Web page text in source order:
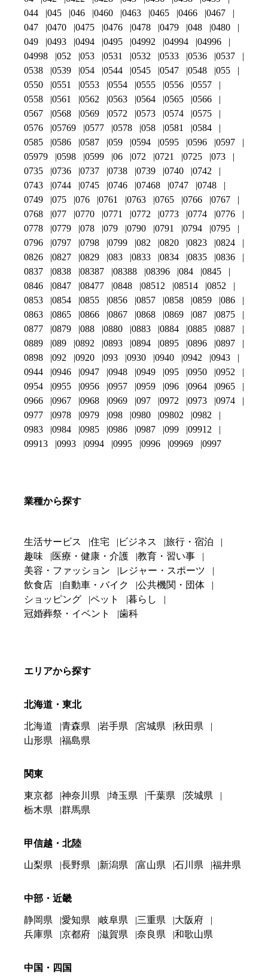
044
045 046 0460 0463 0465 0466
0467
047
0470 0475 0476 0478 0479 048
0480
049
0493 0494 0495 04992 04994
04996
04998
052 053 0531 0532 0533 0536
0537
0538
0539 054 0544 0545 0547 0548
055
0550
0551 0553 0554 0555 0556
0557
0558
0561 0562 0563 0564 0565
0566
0567
0568 0569 0572 0573 0574
0575
0576
05769 0577 0578 058 0581
0584
0585
0586 0587 059 0594 0595 0596
0597
05979
0598 0599 06 072 0721 0725
073
0735
0736 0737 0738 0739 0740
0742
0743
0744 0745 0746 07468 0747
0748
0749
075 076 0761 0763 0765 0766
0767
0768
077 0770 0771 0772 0773 0774
0776
0778
0779 078 079 0790 0791 0794
0795
0796
0797 0798 0799 082 0820 0823
0824
0826
0827 0829 083 0833 0834 0835
0836
0837
0838 08387 08388 08396 084
0845
0846
0847 08477 0848 08512 08514
0852
0853
0854 0855 0856 0857 0858 0859
086
0863
0865 0866 0867 0868 0869 087
0875
0877
0879 088 0880 0883 0884 0885
0887
0889
089 0892 0893 0894 0895 0896
0897
0898
092 0920 093 0930 0940 0942
0943
0944
0946 0947 0948 0949 095 0950
0952
0954
0955 0956 0957 0959 096 0964
0965
0966
0967 0968 0969 097 0972 0973
0974
0977
0978 0979 098 0980 09802
0982
0983
0984 0985 0986 0987 099
09912
09913
0993 0994 0995 0996 09969 0997
業種から探す
生活サービス 住宅 ビジネス
旅行・宿泊
趣味
医療・健康・介護
教育・習い事
美容・ファッション
レジャー・スポーツ
飲食店
自動車・バイク
公共機関・団体
ショッピング
ペット
暮らし
冠婚葬祭・イベント
歯科
エリアから探す
北海道・東北
北海道 青森県 岩手県 宮城県
秋田県
山形県
福島県
関東
東京都 神奈川県 埼玉県 千葉県
茨城県
栃木県
群馬県
甲信越・北陸
山梨県 長野県 新潟県 富山県 石川県 福井県
中部・近畿
静岡県 愛知県 岐阜県 三重県
大阪府
兵庫県
京都府 滋賀県 奈良県 和歌山県
中国・四国